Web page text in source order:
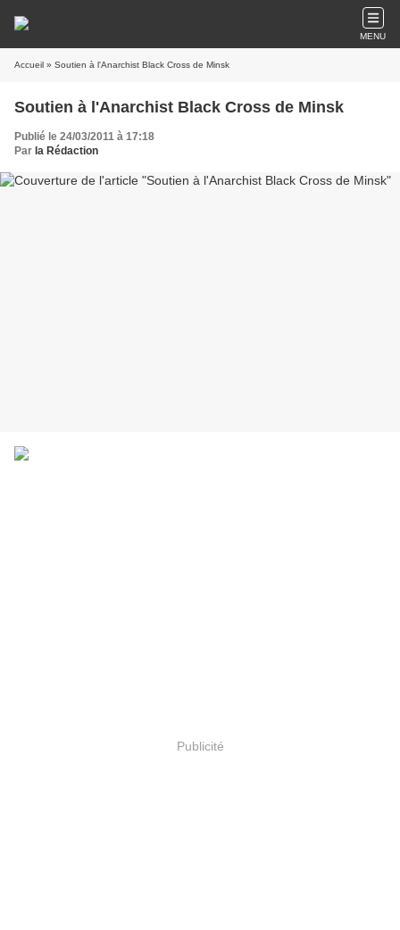
MENU
Accueil » Soutien à l'Anarchist Black Cross de Minsk
Soutien à l'Anarchist Black Cross de Minsk
Publié le 24/03/2011 à 17:18
Par la Rédaction
Publicité